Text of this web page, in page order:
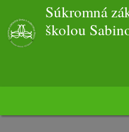
Súkromná
školou